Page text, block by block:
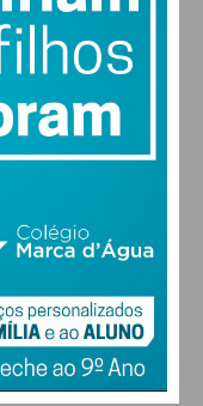
DOM
ALTERAR
PAÇOS DE